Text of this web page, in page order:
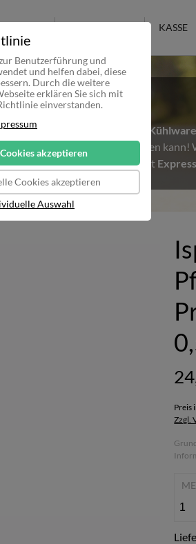
Benutzerführung und
und helfen dabei, diese
Durch die weitere
erklären Sie sich mit
einverstanden.
akzeptieren
Cookies akzeptieren
Auswahl
KASSE
Deutschland
darauf Hinweisen, dass Kühlware
mehr sicher ausgeliefert werden kann!
möchte, sollte daher unbedingt
Preis
Zzgl.